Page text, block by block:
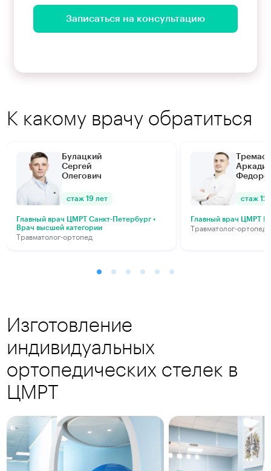
Записаться на консультацию
К какому врачу обратиться
Булацкий
Сергей
Олегович
стаж 19 лет
Главный врач ЦМРТ Санкт-Петербург •
Врач высшей категории
Травматолог-ортопед
стаж 12
Главный врач ЦМРТ
Травматолог-ортопед
Изготовление
индивидуальных
ортопедических стелек в
ЦМРТ